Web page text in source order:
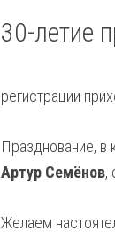
30-летие
регистрации
Празднование, в
Артур Семёнов,
Желаем